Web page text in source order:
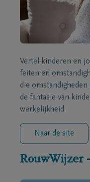
Vertel kinderen en
feiten en
die
de fantasie van
werkelijkheid.
Naar de site
RouwWijzer